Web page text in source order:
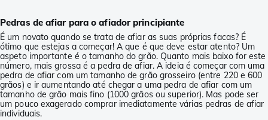
Pedras de afiar para o afiador principiante
É um novato quando se trata de afiar as suas próprias facas? É
ótimo que estejas a começar! A que é que deve estar atento? Um
aspeto importante é o tamanho do grão. Quanto mais baixo for este
número, mais grossa é a pedra de afiar. A ideia é começar com uma
pedra de afiar com um tamanho de grão grosseiro (entre 220 e 600
grãos) e ir aumentando até chegar a uma pedra de afiar com um
tamanho de grão mais fino (1000 grãos ou superior). Mas pode ser
um pouco exagerado comprar imediatamente várias pedras de afiar
individuais.